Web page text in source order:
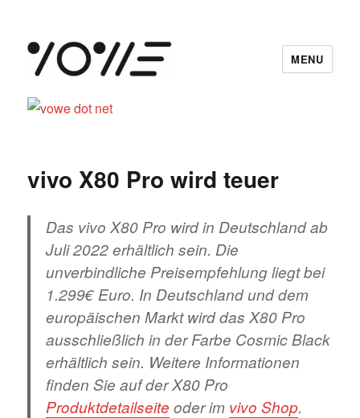
vowe dot net
MENU
vivo X80 Pro wird teuer
Das vivo X80 Pro wird in Deutschland ab
Juli 2022 erhältlich sein. Die
unverbindliche Preisempfehlung liegt bei
1.299€ Euro. In Deutschland und dem
europäischen Markt wird das X80 Pro
ausschließlich in der Farbe Cosmic Black
erhältlich sein. Weitere Informationen
finden Sie auf der X80 Pro
Produktdetailseite oder im vivo Shop.